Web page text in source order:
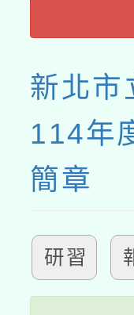
新北市
114年
簡章
研習